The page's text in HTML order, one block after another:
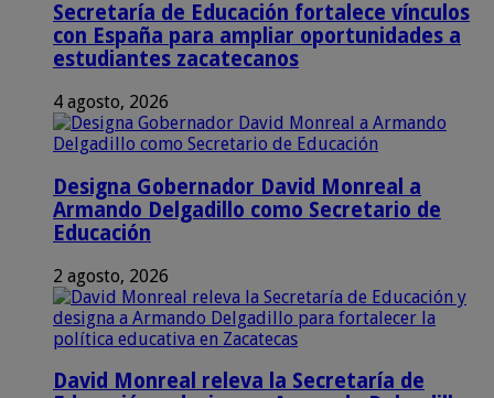
Secretaría de Educación fortalece vínculos
con España para ampliar oportunidades a
estudiantes zacatecanos
4 agosto, 2026
Designa Gobernador David Monreal a
Armando Delgadillo como Secretario de
Educación
2 agosto, 2026
David Monreal releva la Secretaría de